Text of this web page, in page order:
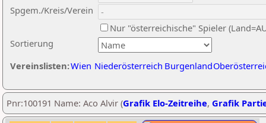
Sortierung
Spgem./Kreis/Verein
Nur "österreichische" Spieler
Vereinslisten:Wien Niederösterreich Burgenland
Pnr:100191 Name: Aco Alvir (Grafik Elo-Zeitreihe, Grafik